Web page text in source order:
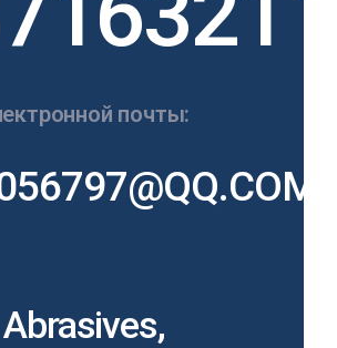
почты: